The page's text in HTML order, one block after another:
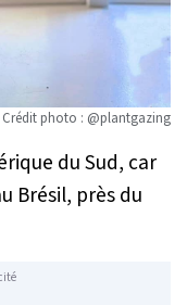
Crédit photo : @plantgazing
du Sud, car
Brésil, près du